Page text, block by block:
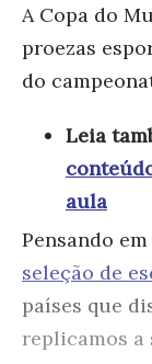
A Copa do
proezas
do
Leia
aula
Pensando
seleção de
países que
replicamos a